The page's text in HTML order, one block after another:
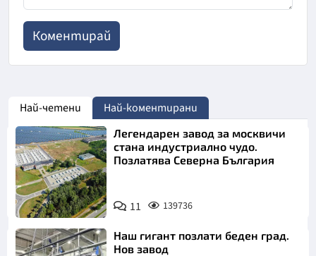
Най-четени Най-коментирани
Легендарен завод за москвичи
стана индустриално чудо.
Позлатява Северна България
11 139736
Наш гигант позлати беден град.
Нов завод